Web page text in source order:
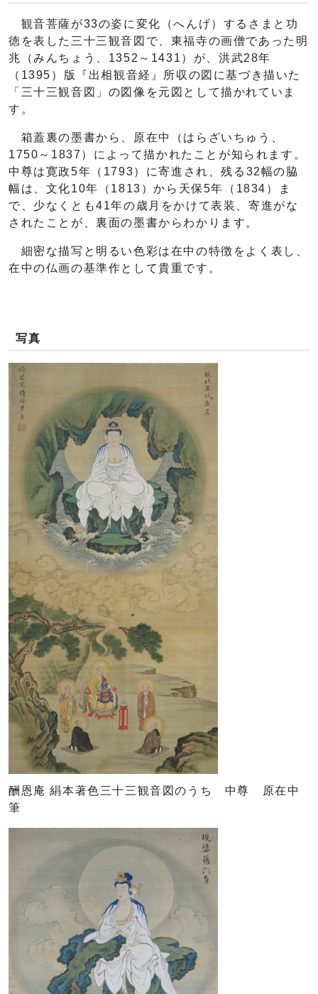
観音菩薩が33の姿に変化（へんげ）するさまと功
徳を表した三十三観音図で、東福寺の画僧であった明
兆（みんちょう、1352～1431）が、洪武28年
（1395）版『出相観音経』所収の図に基づき描いた
「三十三観音図」の図像を元図として描かれていま
す。
箱蓋裏の墨書から、原在中（はらざいちゅう、
1750～1837）によって描かれたことが知られます。
中尊は寛政5年（1793）に寄進され、残る32幅の脇
幅は、文化10年（1813）から天保5年（1834）ま
で、少なくとも41年の歳月をかけて表装、寄進がな
されたことが、裏面の墨書からわかります。
細密な描写と明るい色彩は在中の特徴をよく表し、
在中の仏画の基準作として貴重です。
写真
酬恩庵 絹本著色三十三観音図のうち 中尊 原在中
筆